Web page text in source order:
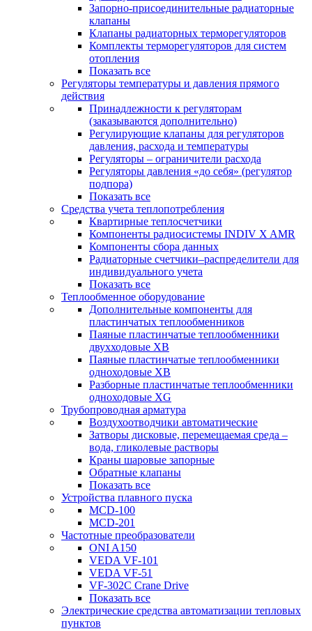
Запорно-присоединительные радиаторные
клапаны
Клапаны радиаторных терморегуляторов
Комплекты терморегуляторов для систем
отопления
Показать все
Регуляторы температуры и давления прямого
действия
Принадлежности к регуляторам
(заказываются дополнительно)
Регулирующие клапаны для регуляторов
давления, расхода и температуры
Регуляторы – ограничители расхода
Регуляторы давления «до себя» (регулятор
подпора)
Показать все
Средства учета теплопотребления
Квартирные теплосчетчики
Компоненты радиосистемы INDIV X AMR
Компоненты сбора данных
Радиаторные счетчики–распределители для
индивидуального учета
Показать все
Теплообменное оборудование
Дополнительные компоненты для
пластинчатых теплообменников
Паяные пластинчатые теплообменники
двухходовые XB
Паяные пластинчатые теплообменники
одноходовые ХВ
Разборные пластинчатые теплообменники
одноходовые ХG
Трубопроводная арматура
Воздухоотводчики автоматические
Затворы дисковые, перемещаемая среда –
вода, гликолевые растворы
Краны шаровые запорные
Обратные клапаны
Показать все
Устройства плавного пуска
MCD-100
MCD-201
Частотные преобразователи
ONI A150
VEDA VF-101
VEDA VF-51
VF-302C Crane Drive
Показать все
Электрические средства автоматизации тепловых
пунктов